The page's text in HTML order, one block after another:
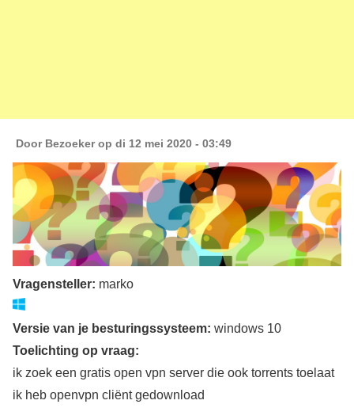
Door Bezoekerop di 12 mei 2020 - 03:49
Vragensteller: marko
Versie van je besturingssysteem: windows 10
Toelichting op vraag:
ik zoek een gratis open vpn server die ook torrents toelaat
ik heb openvpn cliënt gedownload